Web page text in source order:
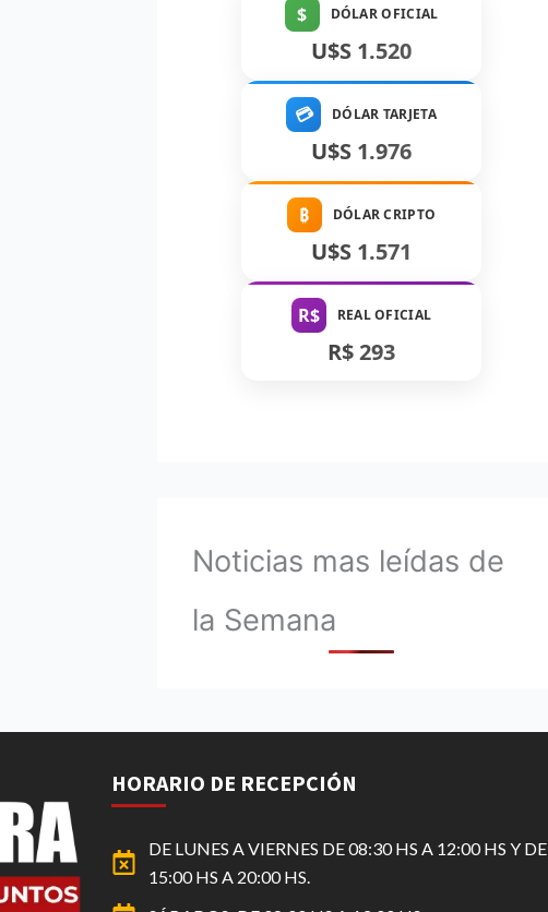
$ DÓLAR OFICIAL
U$S 1.520
💳 DÓLAR TARJETA
U$S 1.976
₿ DÓLAR CRIPTO
U$S 1.571
R$ REAL OFICIAL
R$ 293
Noticias mas leídas de
la Semana
HORARIO DE RECEPCIÓN
DE LUNES A VIERNES DE 08:30 HS A 12:00 HS Y DE
15:00 HS A 20:00 HS.